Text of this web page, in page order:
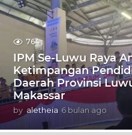
764
IPM Se-Luwu Raya
Ketimpangan
Daerah Provinsi
Makassar
by aletheia 6 bulan ago
b
u